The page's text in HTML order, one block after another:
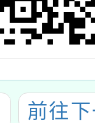
前往